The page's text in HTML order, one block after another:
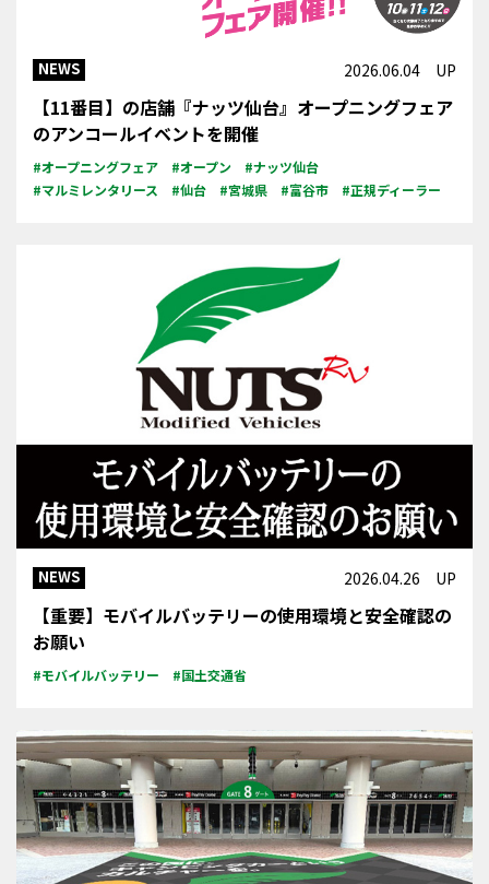
NEWS 2026.06.04 UP
【11番目】の店舗『ナッツ仙台』オープニングフェア
のアンコールイベントを開催
#オープニングフェア #オープン
#ナッツ仙台
#マルミレンタリース
#仙台 #宮城県 #富谷市 #正規ディーラー
NEWS 2026.04.26 UP
【重要】モバイルバッテリーの使用環境と安全確認の
お願い
#モバイルバッテリー #国土交通省